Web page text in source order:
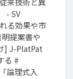
- SV
る効果や市
提案書や
] J-PlatPat
る #
論理式入